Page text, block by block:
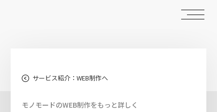
サービス紹介：WEB制作へ
モノモードのWEB制作をもっと詳しく